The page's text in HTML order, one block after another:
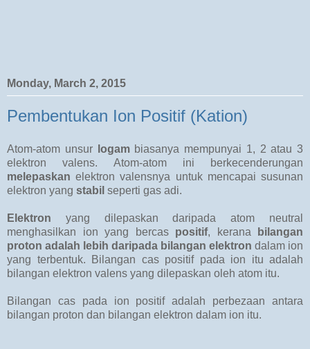
Monday, March 2, 2015
Pembentukan Ion Positif (Kation)
Atom-atom unsur logambiasanya mempunyai 1, 2 atau 3
elektron valens. Atom-atom ini berkecenderungan
melepaskan elektron valensnya untuk mencapai susunan
elektron yang stabil seperti gas adi.
Elektron yang dilepaskan daripada atom neutral
menghasilkan ion yang bercas positif, kerana
bilangan
proton adalah lebih daripada bilangan elektron dalam ion
yang terbentuk. Bilangan cas positif pada ion itu adalah
bilangan elektron valens yang dilepaskan oleh atom itu.
Bilangan cas pada ion positif adalah perbezaan antara
bilangan proton dan bilangan elektron dalam ion itu.